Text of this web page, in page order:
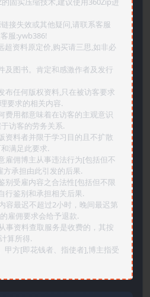
接失效或其他疑问,请联系客服
服:ywb386!
资料原定价,购买请三思,如非必
及图书。肯定和感激作者及发行
布任何版权资料,只在被访客要求
要求的相关内容.
费用都意味着在访客的主观意识
访客的劳务关系.
资料者并限于学习目的且不扩散
满足此要求.
雇佣博主从事违法行为[包括但不
承担由此引发的后果.
别受雇内容之合法性[包括但不限
行鉴别和承担相关后果.
容最迟不超过2小时，晚间最迟第
雇佣要求会给予退款.
事资料查取服务是收费的，其按
算所得.
甲方[即花钱者、指使者],博主指受